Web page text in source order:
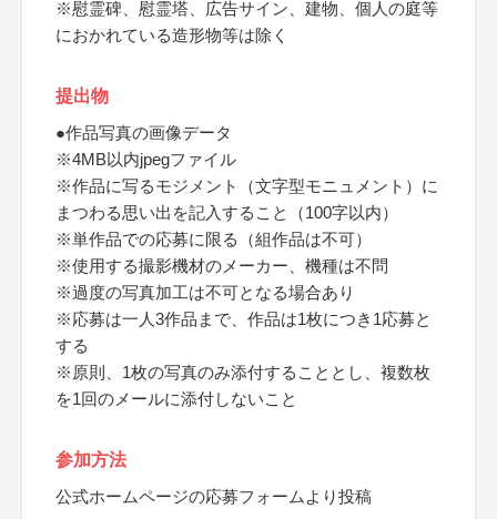
※慰霊碑、慰霊塔、広告サイン、建物、個人の庭等
におかれている造形物等は除く
提出物
●作品写真の画像データ
※4MB以内jpegファイル
※作品に写るモジメント（文字型モニュメント）に
まつわる思い出を記入すること（100字以内）
※単作品での応募に限る（組作品は不可）
※使用する撮影機材のメーカー、機種は不問
※過度の写真加工は不可となる場合あり
※応募は一人3作品まで、作品は1枚につき1応募と
する
※原則、1枚の写真のみ添付することとし、複数枚
を1回のメールに添付しないこと
参加方法
公式ホームページの応募フォームより投稿